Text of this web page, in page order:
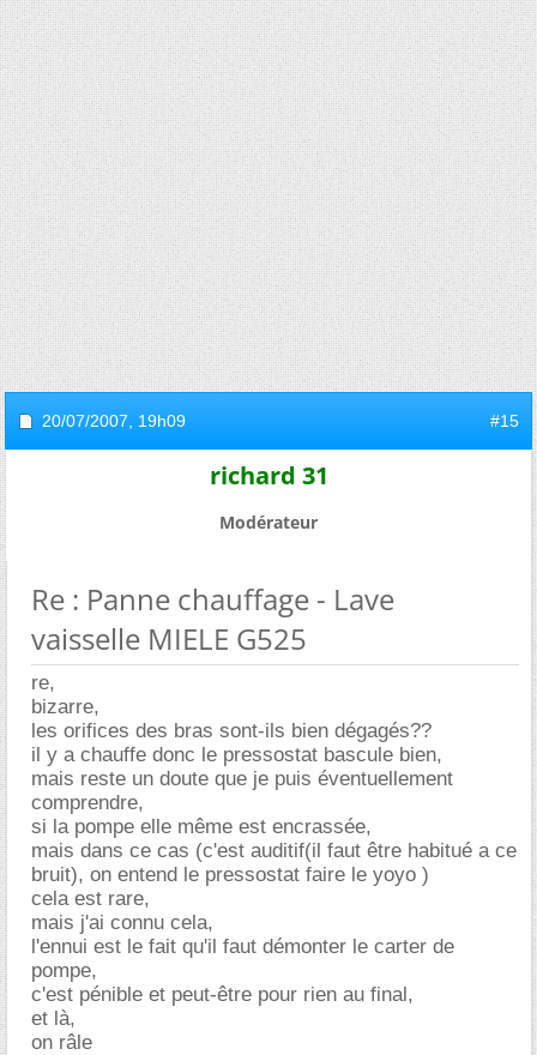
20/07/2007, 19h09 #15
richard 31
Modérateur
Re : Panne chauffage - Lave
vaisselle MIELE G525
re,
bizarre,
les orifices des bras sont-ils bien dégagés??
il y a chauffe donc le pressostat bascule bien,
mais reste un doute que je puis éventuellement
comprendre,
si la pompe elle même est encrassée,
mais dans ce cas (c'est auditif(il faut être habitué a ce
bruit), on entend le pressostat faire le yoyo )
cela est rare,
mais j'ai connu cela,
l'ennui est le fait qu'il faut démonter le carter de
pompe,
c'est pénible et peut-être pour rien au final,
et là,
on râle